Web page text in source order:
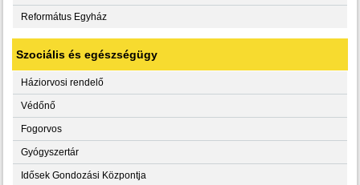
Református Egyház
Szociális és egészségügy
Háziorvosi rendelő
Védőnő
Fogorvos
Gyógyszertár
Idősek Gondozási Központja